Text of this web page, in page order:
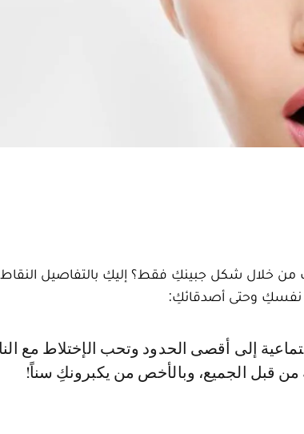
من خلال شكل جبينكِ فقط؟ إليكِ بالتفاصيل النقاط
نفسكِ وحتى أصدقائكِ:
من قبل الجميع، وبالأخص من يكبرونكِ سناً!